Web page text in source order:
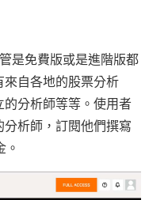
是免費版或是進階版都
自各地的股票分析
分析師等等。使用者
析師，訂閱他們撰寫